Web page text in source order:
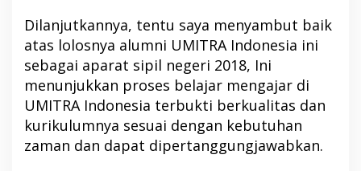
Dilanjutkannya, tentu saya menyambut baik
atas lolosnya alumni UMITRA Indonesia ini
sebagai aparat sipil negeri 2018, Ini
menunjukkan proses belajar mengajar di
UMITRA Indonesia terbukti berkualitas dan
kurikulumnya sesuai dengan kebutuhan
zaman dan dapat dipertanggungjawabkan.